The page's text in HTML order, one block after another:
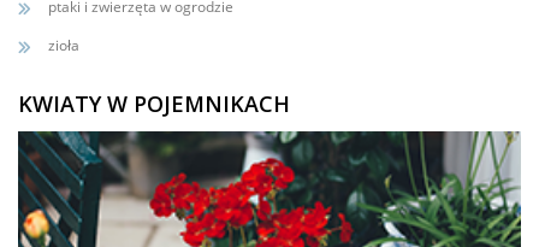
ptaki i zwierzęta w ogrodzie
zioła
KWIATY W POJEMNIKACH